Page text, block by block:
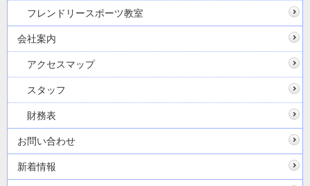
フレンドリースポーツ教室
会社案内
アクセスマップ
スタッフ
財務表
お問い合わせ
新着情報